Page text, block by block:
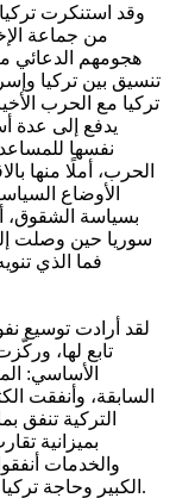
من جماعة
هجومهم الدعائي
تنسيق بين تركيا
تركيا مع الحرب
يدفع إلى عدة
نفسها
الحرب، أملًا منها
الأوضاع
بسياسة الشقوق،
سوريا حين وصلت
فما الذي
لقد أرادت توسيع
تابع لها،
الأساسي:
السابقة، وأنفقت
الكبير وحاجة تركيا إلى بناء دعاية دينية تخدم بها أهدافها السياسية.